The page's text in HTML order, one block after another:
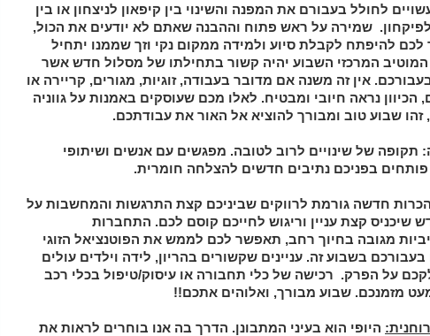
לחולל בעבורם את המפנה והשינוי בין קיפאון לניצחון או בין
לפיקחון. שמירה על ראש פתוח וההבנה שאתם לא יודעים את הכול,
להיפתח לקבלת סיוע ולמידה ממקום נקי וזך שממנו יתחיל
המוטיב המרכזי השבוע יהיה קשור בתחילתו של מסלול חדש אשר
אין זה משנה אם מדובר בעבודה, זוגיות, מגורים, קריירה או
הכיוון נראה חיובי ומבטיח. לאלו מכם שעוסקים באמנות על גווניה
זהו שבוע טוב ומבורך להוציא אל האור את עבודתכם.
תקופה של שינויים לרוב לטובה. מפגשים עם אנשים ושיתופי
פותחים בפניכם נתיבים חדשים להצלחה חומרית.
הכרות חדשה גורמת לרווקים שביניכם קצת התרגשות והמחשבות על
שיכניס קצת עניין וריגוש לחייכם קוסם לכם. התחברות
מגובה בחיוך רחב, תאפשר לכם לממש את הפוטנציאל הזוגי
בשבוע זה. עניינים שקשורים בהריון, לידה וילדים עולים
על הפרק. רכישה של כלי תחבורה או עיסוק/טיפול בכלי רכב
מזמנכם. שבוע מבורך, ואלוהים אתכם!!
היופי הוא בעיני המתבונן. הדרך בה אנו בוחרים לראות את